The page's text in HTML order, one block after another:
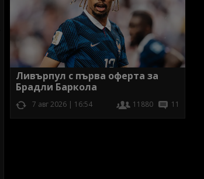
Ливърпул с първа оферта за
Брадли Баркола
7 авг 2026 | 16:54 11880 11